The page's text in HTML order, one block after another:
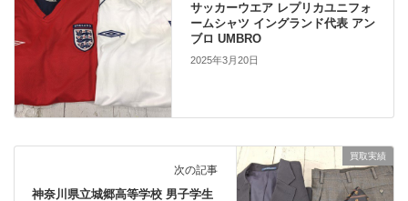
サッカーウエア レプリカユニフォ
ームシャツ イングランド代表 アン
ブロ UMBRO
2025年3月20日
買取実績
次の記事
神奈川県立城郷高等学校 男子学生